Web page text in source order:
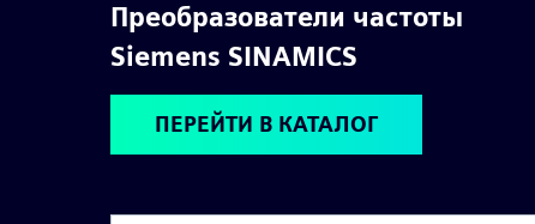
Преобразователи частоты
Siemens SINAMICS
ПЕРЕЙТИ В КАТАЛОГ